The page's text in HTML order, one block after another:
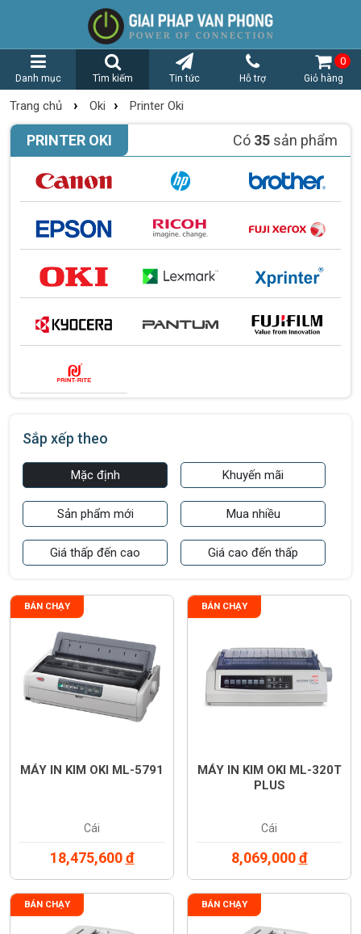
Danh mục Tìm kiếm Tin tức Hỗ trợ Giỏ hàng
0
Trang chủ › Oki › Printer Oki
PRINTER OKI Có 35 sản phẩm
Sắp xếp theo
Mặc định Khuyến mãi
Sản phẩm mới Mua nhiều
Giá thấp đến cao Giá cao đến thấp
BÁN CHẠY
MÁY IN KIM OKI ML-5791
Cái
18,475,600đ
BÁN CHẠY
MÁY IN KIM OKI ML-320T
PLUS
Cái
8,069,000đ
BÁN CHẠY BÁN CHẠY